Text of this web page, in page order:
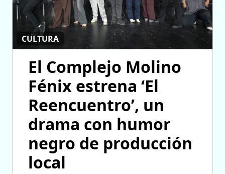
CULTURA
El Complejo Molino
Fénix estrena ‘El
Reencuentro’, un
drama con humor
negro de producción
local